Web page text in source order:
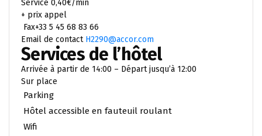
Service 0,40€/min
+ prix appel
Fax+33 5 45 68 83 66
Email de contact H2290@accor.com
Services de l’hôtel
Arrivée à partir de 14:00 – Départ jusqu’à 12:00
Sur place
Parking
Hôtel accessible en fauteuil roulant
Wifi